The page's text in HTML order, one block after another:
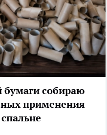
бумаги собираю
применения